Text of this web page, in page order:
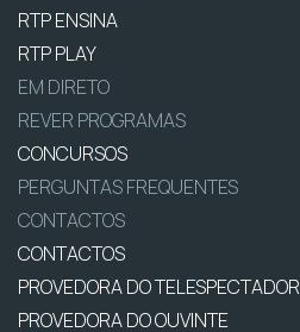
RTP ENSINA
RTP PLAY
EM DIRETO
REVER PROGRAMAS
CONCURSOS
PERGUNTAS FREQUENTES
CONTACTOS
CONTACTOS
PROVEDORA DO TELESPECTADOR
PROVEDORA DO OUVINTE